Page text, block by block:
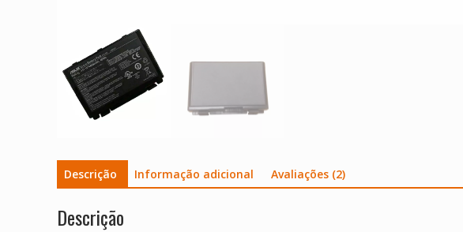
Descrição Informação adicional Avaliações (2)
Descrição